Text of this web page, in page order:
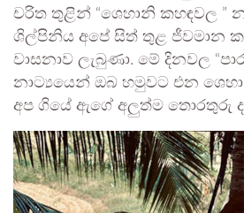
චරිත තුළින් “ශෙහානි කහඳවල ”
ශිල්පිනිය අපේ සිත් තුළ ජීවමාන
වාසනාව ලැබුණා. මේ දිනවල
නාට්‍යයෙන් ඔබ හමුවට එන
අප ගියේ ඇගේ අලුත්ම තොරතුරු